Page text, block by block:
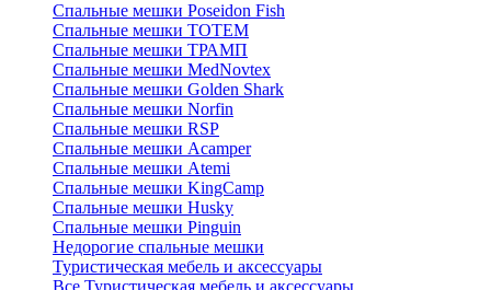
Спальные мешки Poseidon Fish
Спальные мешки ТОТЕМ
Спальные мешки ТРАМП
Cпальные мешки MedNovtex
Спальные мешки Golden Shark
Спальные мешки Norfin
Спальные мешки RSP
Спальные мешки Acamper
Спальные мешки Atemi
Спальные мешки KingCamp
Спальные мешки Husky
Спальные мешки Pinguin
Недорогие спальные мешки
Туристическая мебель и аксессуары
Все Туристическая мебель и аксессуары